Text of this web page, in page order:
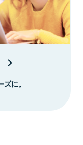
に。